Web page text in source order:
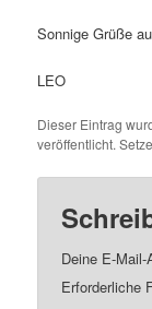
Sonnige Grüße
LEO
Dieser Eintrag
veröffentlicht.
Deine E-
Erforderliche